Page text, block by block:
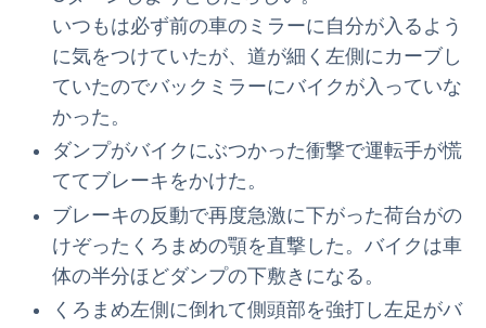
いつもは必ず前の車のミラーに自分が入るよう
に気をつけていたが、道が細く左側にカーブし
ていたのでバックミラーにバイクが入っていな
かった。
ダンプがバイクにぶつかった衝撃で運転手が慌
ててブレーキをかけた。
ブレーキの反動で再度急激に下がった荷台がの
けぞったくろまめの顎を直撃した。バイクは車
体の半分ほどダンプの下敷きになる。
くろまめ左側に倒れて側頭部を強打し左足がバ